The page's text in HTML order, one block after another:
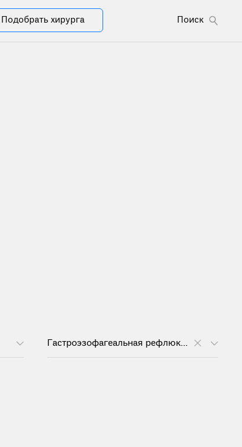
Подобрать хирурга Поиск
Гастроэзофагеальная рефлюксная болезнь